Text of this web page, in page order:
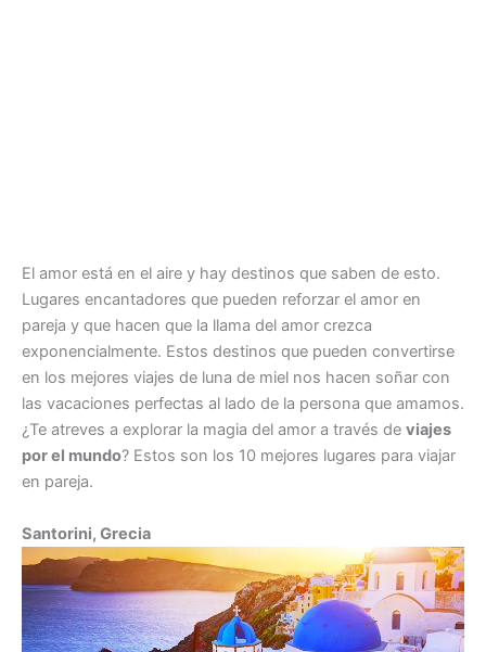
El amor está en el aire y hay destinos que saben de esto.
Lugares encantadores que pueden reforzar el amor en
pareja y que hacen que la llama del amor crezca
exponencialmente. Estos destinos que pueden convertirse
en los mejores viajes de luna de miel nos hacen soñar con
las vacaciones perfectas al lado de la persona que amamos.
¿Te atreves a explorar la magia del amor a través de viajes
por el mundo? Estos son los 10 mejores lugares para viajar
en pareja.
Santorini, Grecia